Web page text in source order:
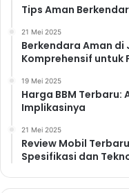
Tips Aman
21 Mei 2025
Berkendara Aman di
Komprehensif untuk
19 Mei 2025
Harga BBM Terbaru:
Implikasinya
21 Mei 2025
Review Mobil
Spesifikasi dan